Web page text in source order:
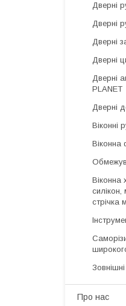
Дверні
Дверні
Дверні
Дверні
Дверні
PLANET
Дверні
Віконні
Віконна
Віконна
силікон,
стрічка
Про нас